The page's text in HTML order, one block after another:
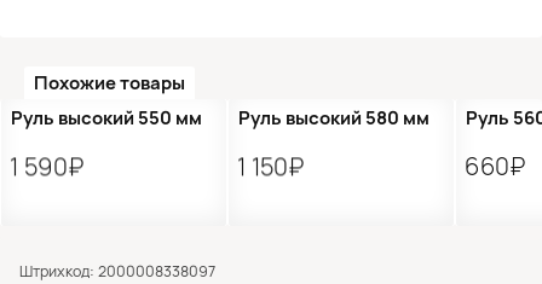
Похожие товары
●Кол-во ограничено
Руль высокий 550 мм
1 590₽
Руль высокий 580 мм
1 150₽
Руль
660₽
Штрихкод: 2000008338097